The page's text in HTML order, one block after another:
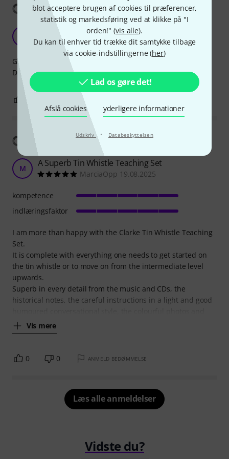
blot acceptere brugen af cookies til præferencer,
statistik og markedsføring ved at klikke på "I
orden!" (vis alle).
Du kan til enhver tid trække dit samtykke tilbage
via cookie-indstillingerne (her)
Lad os gøre det!
Afslå cookies yderligere informationer
Udskriv · Databeskyttelsen
Vis oversættelse
Sounds as it should
Sutopat 03.01.2020
Good starters pack!
Does not sound as the cheap plastic ones.
Vis oversættelse
M A Superb Tin Whistle Teaching Set
MarciaOpp 19.08.2025
I am more than happy with the Clarke Tin Whistle Teaching
Set.
It is complete with everything one needs to get started on
the tin whistle or to move on from the intermediate level
upwards.
Superb in every detail from the music and CDs, the
historical notes, the careful instructions in a light and good
Vis mere
kompetence
indlæringsfaktor
0 0 ANMELD BEDØMMELSE
Læs alle anmeldelser
Vidste du?